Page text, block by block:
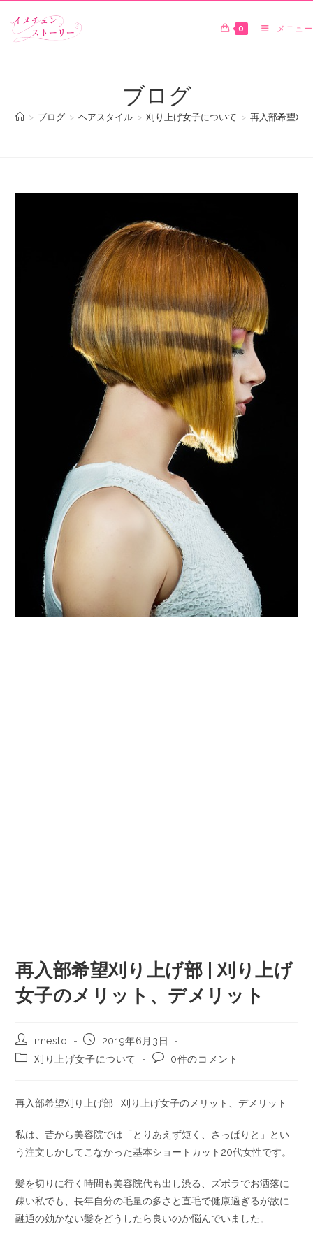
0 メニュー
ブログ
> ブログ > ヘアスタイル > 刈り上げ女子について > 再入部希望刈
再入部希望刈り上げ部 | 刈り上げ
女子のメリット、デメリット
imesto
2019年6月3日
刈り上げ女子について
0件のコメント
再入部希望刈り上げ部 | 刈り上げ女子のメリット、デメリット
私は、昔から美容院では「とりあえず短く、さっぱりと」とい
う注文しかしてこなかった基本ショートカット20代女性です。
髪を切りに行く時間も美容院代も出し渋る、ズボラでお洒落に
疎い私でも、長年自分の毛量の多さと直毛で健康過ぎるが故に
融通の効かない髪をどうしたら良いのか悩んでいました。